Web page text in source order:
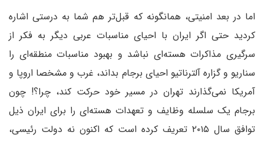
اما در بعد امنیتی، همانگونه که قبل‌تر هم شما به درستی اشاره
کردید حتی اگر ایران با احیای مناسبات عربی دیگر به فکر از
سرگیری مذاکرات هسته‌ای نباشد و بهبود مناسبات منطقه‌ای را
سناریو و گزاره آلترناتیو احیای برجام بداند، غرب و مشخصا اروپا و
آمریکا نمی‌گذارند تهران در مسیر خود حرکت کند، چرا؟! چون
برجام یک سلسله وظایف و تعهدات هسته‌ای را برای ایران ذیل
توافق سال ۲۰۱۵ تعریف کرده است که اکنون نه دولت رئیسی،